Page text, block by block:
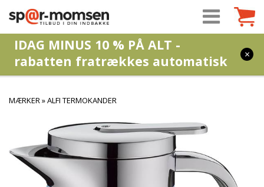
IDAG MINUS 10 % PÅ ALT -
rabatten fratrækkes automatisk
×
MÆRKER»ALFI TERMOKANDER